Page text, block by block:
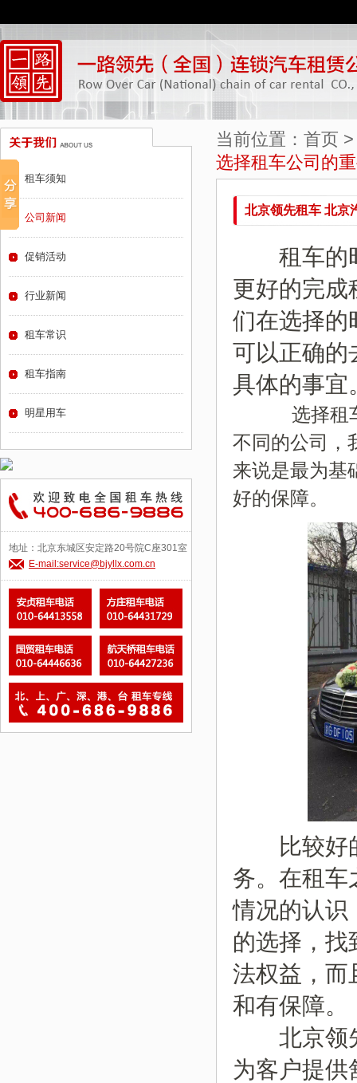
当前位置： 首页
选择租车公司的
北京领先租车 北京
租车的时
更好的完成
们在选择的
可以正确的
具体的事宜
选择租车
不同的公司，
来说是最为基
好的保障。
比较好
务。在租车
情况的认识
的选择，找
法权益，而
和有保障。
北京领先
为客户提供
租车须知
公司新闻
促销活动
行业新闻
租车常识
租车指南
明星用车
地址：北京东城区安定路20号院C座301室
E-mail:service@bjyllx.com.cn